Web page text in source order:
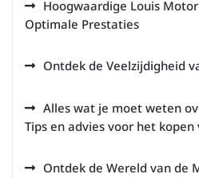
Hoogwaardige Louis
Optimale Prestaties
Ontdek de Veelzijdigheid
Alles wat je moet weten
Tips en advies voor het
Ontdek de Wereld van de